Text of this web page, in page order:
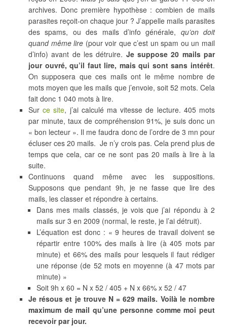
archives. Donc première hypothèse : combien de mails
parasites reçoit-on chaque jour ? J’appelle mails parasites
des spams, ou des mails d’info générale, qu’on doit
quand même lire (pour voir que c’est un spam ou un mail
d’info) avant de les détruire. Je suppose 20 mails par
jour ouvré, qu’il faut lire, mais qui sont sans intérêt.
On supposera que ces mails ont le même nombre de
mots moyen que les mails que j’envoie, soit 52 mots. Cela
fait donc 1 040 mots à lire.
Surce site, j’ai calculé ma vitesse de lecture. 405 mots
par minute, taux de compréhension 91%, je suis donc un
« bon lecteur ». Il me faudra donc de l’ordre de 3 mn pour
écluser ces 20 mails. Je n’y crois pas. Cela prend plus de
temps que cela, car ce ne sont pas 20 mails à lire à la
suite.
Continuons quand même avec les suppositions.
Supposons que pendant 9h, je ne fasse que lire des
mails, les classer et répondre à certains.
Dans mes mails classés, je vois que j’ai répondu à 2
mails sur 3 en 2009 (normal, le reste, je l’ai détruit).
L’équation est donc : « 9 heures de travail doivent se
répartir entre 100% des mails à lire (à 405 mots par
minute) et 66% des mails pour lesquels il faut rédiger
une réponse (de 52 mots en moyenne (à 47 mots par
minute) »
Soit 9h x 60 = N x 52 / 405 + N x 66% x 52 / 47
Je résous et je trouve N = 629 mails. Voilà le nombre
maximum de mail qu’une personne comme moi peut
recevoir par jour.